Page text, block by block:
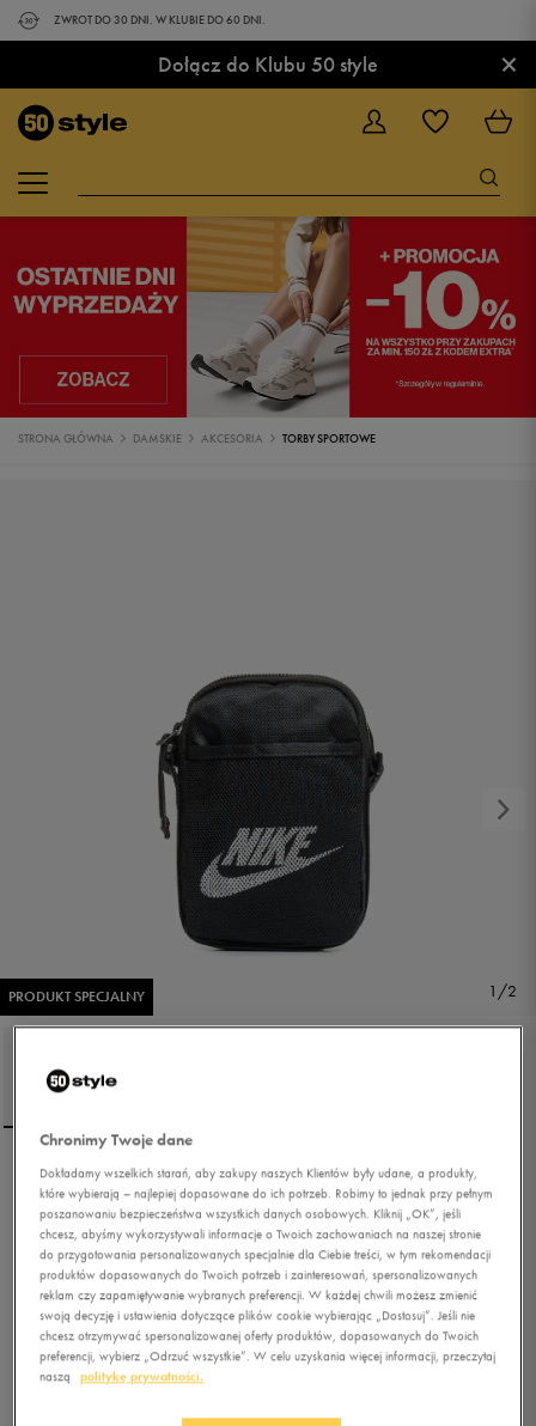
ZWROT DO 30 DNI. W KLUBIE DO 60 DNI.
Dołącz do Klubu 50 style ×
STRONA GŁÓWNA DAMSKIE AKCESORIA TORBY SPORTOWE
PRODUKT SPECJALNY 1/2
NIKE TOREBKA MINI
SMALL ITEMS BAG
5.0(28 )
99,99zł -30% (cena początkowa)
71,99zł-3% (najniższa cena z 30 dni przed obniżką)
69,99zł z Vat
+ 350 PKT WKLUBIE 50 STYLE
Chronimy Twoje dane
Dokładamy wszelkich starań, aby zakupy naszych Klientów były udane, a produkty,
które wybierają – najlepiej dopasowane do ich potrzeb. Robimy to jednak przy pełnym
poszanowaniu bezpieczeństwa wszystkich danych osobowych. Kliknij „OK”, jeśli
chcesz, abyśmy wykorzystywali informacje o Twoich zachowaniach na naszej stronie
do przygotowania personalizowanych specjalnie dla Ciebie treści, w tym rekomendacji
produktów dopasowanych do Twoich potrzeb i zainteresowań, spersonalizowanych
reklam czy zapamiętywanie wybranych preferencji. W każdej chwili możesz zmienić
swoją decyzję i ustawienia dotyczące plików cookie wybierając „Dostosuj”. Jeśli nie
chcesz otrzymywać spersonalizowanej oferty produktów, dopasowanych do Twoich
preferencji, wybierz „Odrzuć wszystkie”. W celu uzyskania więcej informacji, przeczytaj
naszą
politykę prywatności.